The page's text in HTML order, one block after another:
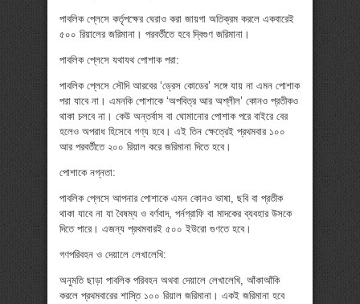
পাবলিক প্লেসে কর্তৃপক্ষের ঘেরাও করা জায়গা অতিক্রম করলে একবারেই
৫০০ রিয়ালের জরিমানা। পরবর্তীতে হবে দ্বিগুণ জরিমানা।
পাবলিক প্লেসে যথাযথ পোশাক পরা:
পাবলিক প্লেসে সৌদি আরবের ‘ড্রেস কোডের’ সঙ্গে যায় না এমন পোশাক
পরা যাবে না। এমনকি পোশাকে ‘অপবিত্র আর অশ্লীল’ কোনও প্রতীকও
থাকা চলবে না। কেউ অন্তর্বাস বা ঘোমানোর পোশাক পরে বাইরে বের
হলেও অপরাধ হিসেবে গণ্য হবে। এই তিন ক্ষেত্রেই প্রথমবার ১০০
আর পরবর্তীতে ২০০ রিয়াল করে জরিমানা দিতে হবে।
পোশাকে নগ্নতা:
পাবলিক প্লেসে আপনার পোশাকে এমন কোনও ভাষা, ছবি বা প্রতীক
থাকা যাবে না যা বৈষম্য ও বর্ণবাদ, পর্নগ্রাফি বা মাদকের ব্যবহার উসকে
দিতে পারে। এজন্য প্রথমবারই ৫০০ ইউরো গুণতে হবে।
গণপরিবহন ও দেয়ালে লেখালেখি:
অনুমতি ছাড়া পাবলিক পরিবহন অথবা দেয়ালে লেখালেখি, আঁকাআঁকি
করলে প্রথমবারের শাস্তি ১০০ রিয়াল জরিমানা। একই জরিমানা হবে